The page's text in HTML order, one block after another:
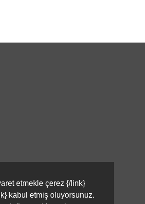
etmekle çerez {/link}
kabul etmiş oluyorsunuz.